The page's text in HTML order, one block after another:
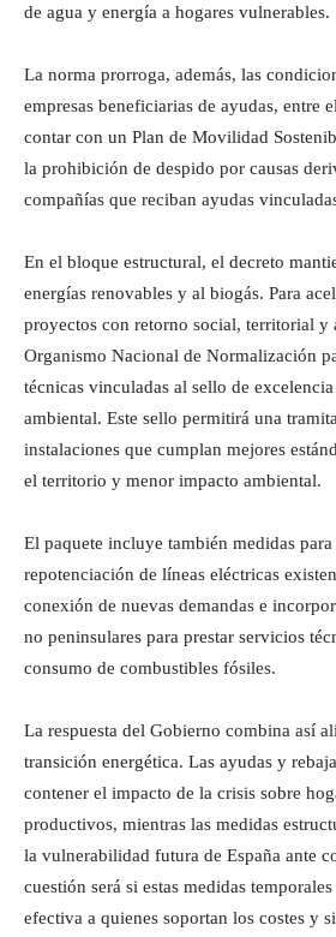
de agua y energía a hogares vulnerables.
La norma prorroga, además, las
empresas beneficiarias de ayudas, entre
contar con un Plan de Movilidad
la prohibición de despido por causas
compañías que reciban ayudas
En el bloque estructural, el decreto
energías renovables y al biogás. Para
proyectos con retorno social, territorial y
Organismo Nacional de Normalización
técnicas vinculadas al sello de
ambiental. Este sello permitirá una
instalaciones que cumplan mejores
el territorio y menor impacto ambiental.
El paquete incluye también medidas
repotenciación de líneas eléctricas
conexión de nuevas demandas e
no peninsulares para prestar servicios
consumo de combustibles fósiles.
La respuesta del Gobierno combina así
transición energética. Las ayudas y
contener el impacto de la crisis sobre
productivos, mientras las medidas
la vulnerabilidad futura de España ante
cuestión será si estas medidas
efectiva a quienes soportan los costes y